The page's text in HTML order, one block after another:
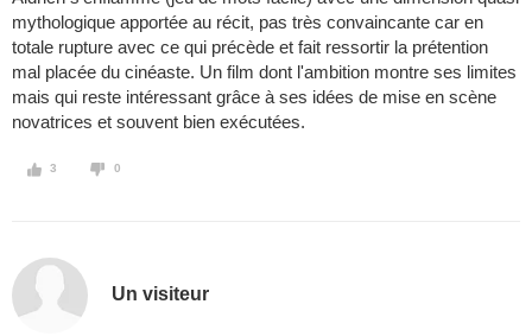
mythologique apportée au récit, pas très convaincante car en
totale rupture avec ce qui précède et fait ressortir la prétention
mal placée du cinéaste. Un film dont l'ambition montre ses limites
mais qui reste intéressant grâce à ses idées de mise en scène
novatrices et souvent bien exécutées.
3 0
Un visiteur